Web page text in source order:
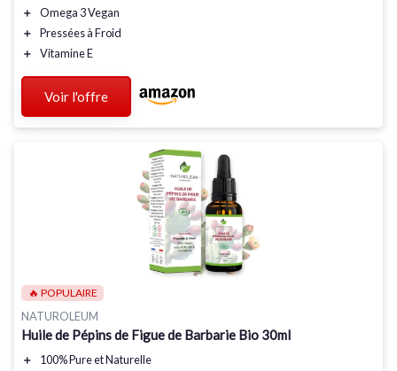
＋
Omega 3 Vegan
＋
Pressées à Froid
＋
Vitamine E
Voir l'offre
🔥 POPULAIRE
NATUROLEUM
Huile de Pépins de Figue de Barbarie Bio 30ml
＋ 100% PureetNaturelle